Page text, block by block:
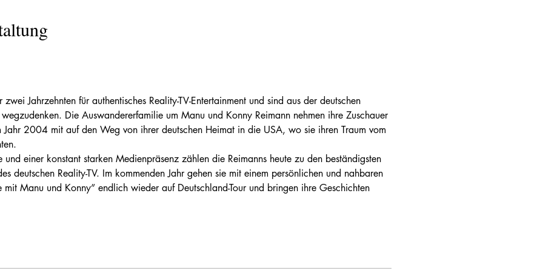
zwei Jahrzehnten für authentisches Reality-TV-Entertainment und sind aus der deutschen
Die Auswandererfamilie um Manu und Konny Reimann nehmen ihre Zuschauer
Jahr 2004 mit auf den Weg von ihrer deutschen Heimat in die USA, wo sie ihren Traum vom
einer konstant starken Medienpräsenz zählen die Reimanns heute zu den beständigsten
deutschen Reality-TV. Im kommenden Jahr gehen sie mit einem persönlichen und nahbaren
mit Manu und Konny” endlich wieder auf Deutschland-Tour und bringen ihre Geschichten